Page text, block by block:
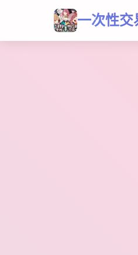
一次性交